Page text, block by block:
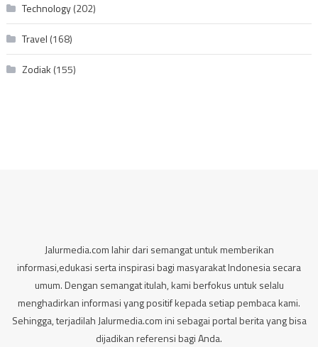
Technology(202)
Travel (168)
Zodiak (155)
Jalurmedia.com lahir dari semangat untuk memberikan
informasi,edukasi serta inspirasi bagi masyarakat Indonesia secara
umum. Dengan semangat itulah, kami berfokus untuk selalu
menghadirkan informasi yang positif kepada setiap pembaca kami.
Sehingga, terjadilah Jalurmedia.com ini sebagai portal berita yang bisa
dijadikan referensi bagi Anda.